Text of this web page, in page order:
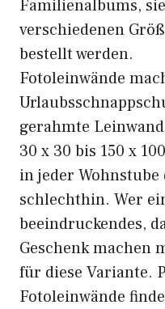
Familienalbums,
verschiedenen
bestellt werden.
Fotoleinwände
gerahmte
30 x 30 bis 150 x
in jeder Wohnstube
schlechthin. Wer
beeindruckendes,
Geschenk machen
für diese Variante.
Fotoleinwände